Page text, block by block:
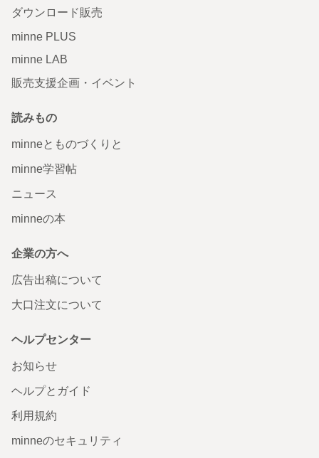
ダウンロード販売
minne PLUS
minne LAB
販売支援企画・イベント
読みもの
minneとものづくりと
minne学習帖
ニュース
minneの本
企業の方へ
広告出稿について
大口注文について
ヘルプセンター
お知らせ
ヘルプとガイド
利用規約
minneのセキュリティ